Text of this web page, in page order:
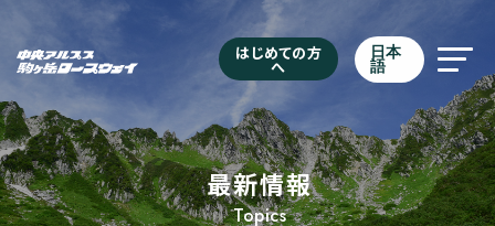
はじめての方
へ
日本
語
最新情報
Topics